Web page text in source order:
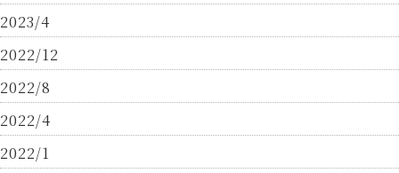
2023/4
2022/12
2022/8
2022/4
2022/1